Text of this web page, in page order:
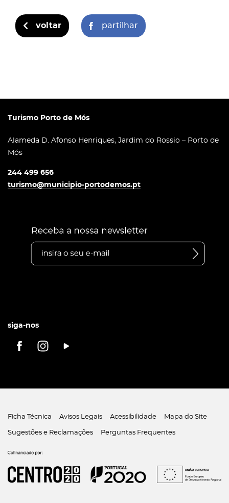
voltar partilhar
Turismo Porto de Mós
Alameda D. Afonso Henriques, Jardim do Rossio – Porto de
Mós
244 499 656
turismo@municipio-portodemos.pt
siga-nos
Ficha Técnica Avisos Legais Acessibilidade Mapa do Site
Sugestões e Reclamações Perguntas Frequentes